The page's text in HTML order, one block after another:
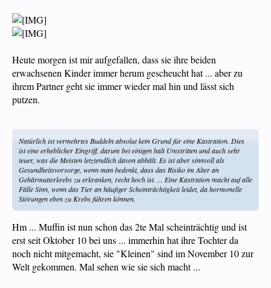
Heute morgen ist mir aufgefallen, dass sie ihre beiden
erwachsenen Kinder immer herum gescheucht hat ... aber zu
ihrem Partner geht sie immer wieder mal hin und lässt sich
putzen.
Natürlich ist vermehrtes Buddeln absolut kein Grund für eine Kastration. Dies
ist eine erheblicher Eingriff, darum bei einigen halt Umstritten und auch sehr
teuer, was die Meisten letztendlich davon abhält. Es ist aber sinnvoll als
Gesundheitsvorsorge, wenn man bedenkt, dass das Risiko im Alter an
Gebärmutterkrebs zu erkranken, recht hoch ist. ... Eine Kastration macht auf alle
Fälle Sinn, wenn das Tier an häufiger Scheinträchtigkeit leidet, da hormonelle
Störungen eben zu Krebs führen können.
Hm ... Muffin ist nun schon das 2te Mal scheinträchtig und ist
erst seit Oktober 10 bei uns ... immerhin hat ihre Tochter da
noch nicht mitgemacht, sie "Kleinen" sind im November 10 zur
Welt gekommen. Mal sehen wie sie sich macht ...